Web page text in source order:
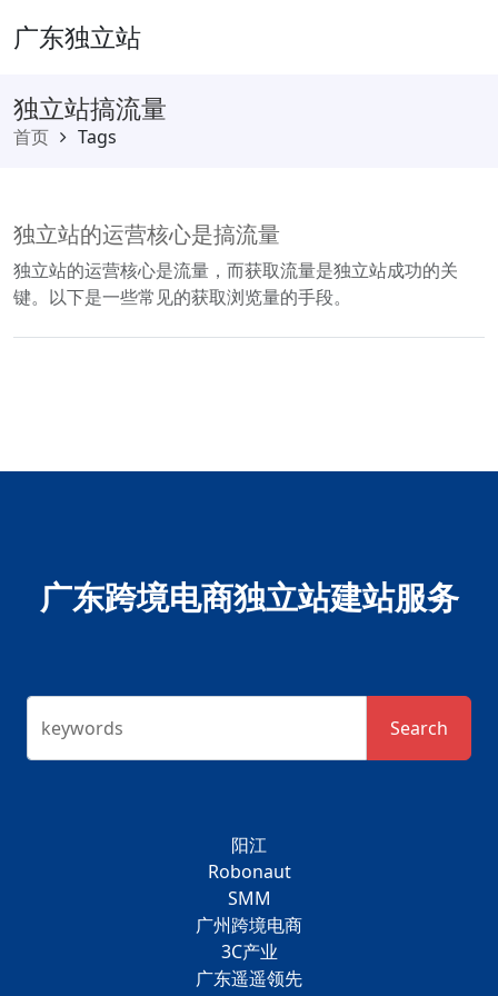
广东独立站
独立站搞流量
首页 Tags
独立站的运营核心是搞流量
独立站的运营核心是流量，而获取流量是独立站成功的关
键。以下是一些常见的获取浏览量的手段。
广东跨境电商独立站建站服务
keywords Search
阳江
Robonaut
SMM
广州跨境电商
3C产业
广东遥遥领先